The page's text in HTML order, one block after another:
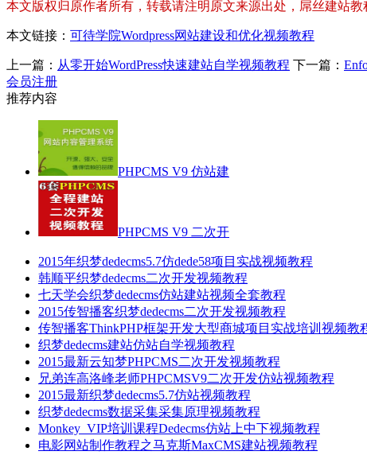
本文版权归原作者所有，转载请注明原文来源出处，屌丝建站教
本文链接： 可待学院Wordpress网站建设和优化视频教程
上一篇： 从零开始WordPress快速建站自学视频教程 下一篇：
会员注册
推荐内容
PHPCMS V9 仿站建
PHPCMS V9 二次开
2015年织梦dedecms5.7仿dede58项目实战视频教程
韩顺平织梦dedecms二次开发视频教程
七天学会织梦dedecms仿站建站视频全套教程
2015传智播客织梦dedecms二次开发视频教程
传智播客ThinkPHP框架开发大型商城项目实战培训视频教
织梦dedecms建站仿站自学视频教程
2015最新云知梦PHPCMS二次开发视频教程
兄弟连高洛峰老师PHPCMSV9二次开发仿站视频教程
2015最新织梦dedecms5.7仿站视频教程
织梦dedecms数据采集采集原理视频教程
Monkey_VIP培训课程Dedecms仿站上中下视频教程
电影网站制作教程之马克斯MaxCMS建站视频教程